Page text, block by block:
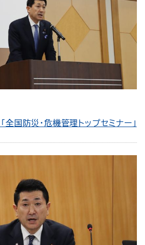
全国防災・危機管理トップセミナー」